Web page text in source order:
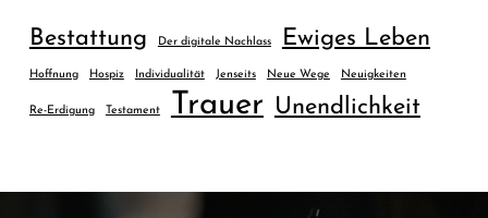
Bestattung Der digitale Nachlass Ewiges Leben
Hoffnung Hospiz Individualität Jenseits Neue Wege Neuigkeiten
Re-Erdigung Testament Trauer Unendlichkeit